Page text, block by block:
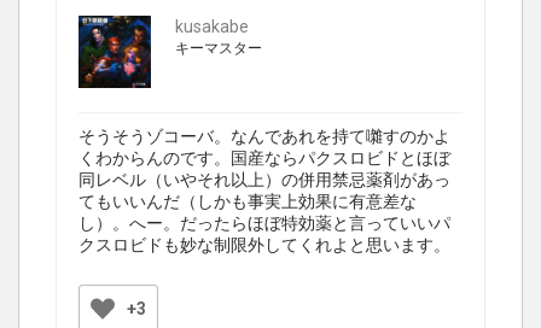
kusakabe
キーマスター
そうそうゾコーバ。なんであれを持て囃すのかよ
くわからんのです。国産ならパクスロビドとほぼ
同レベル（いやそれ以上）の併用禁忌薬剤があっ
てもいいんだ（しかも事実上効果に有意差な
し）。へー。だったらほぼ特効薬と言っていいパ
クスロビドも妙な制限外してくれよと思います。
+3